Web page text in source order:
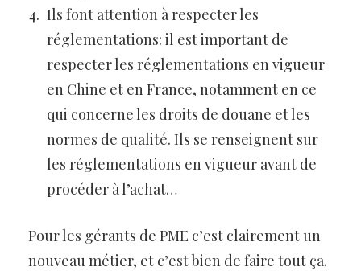
Ils font attention à respecter les
réglementations: il est important de
respecter les réglementations en vigueur
en Chine et en France, notamment en ce
qui concerne les droits de douane et les
normes de qualité. Ils se renseignent sur
les réglementations en vigueur avant de
procéder à l’achat…
Pour les gérants de PME c’est clairement un
nouveau métier, et c’est bien de faire tout ça.